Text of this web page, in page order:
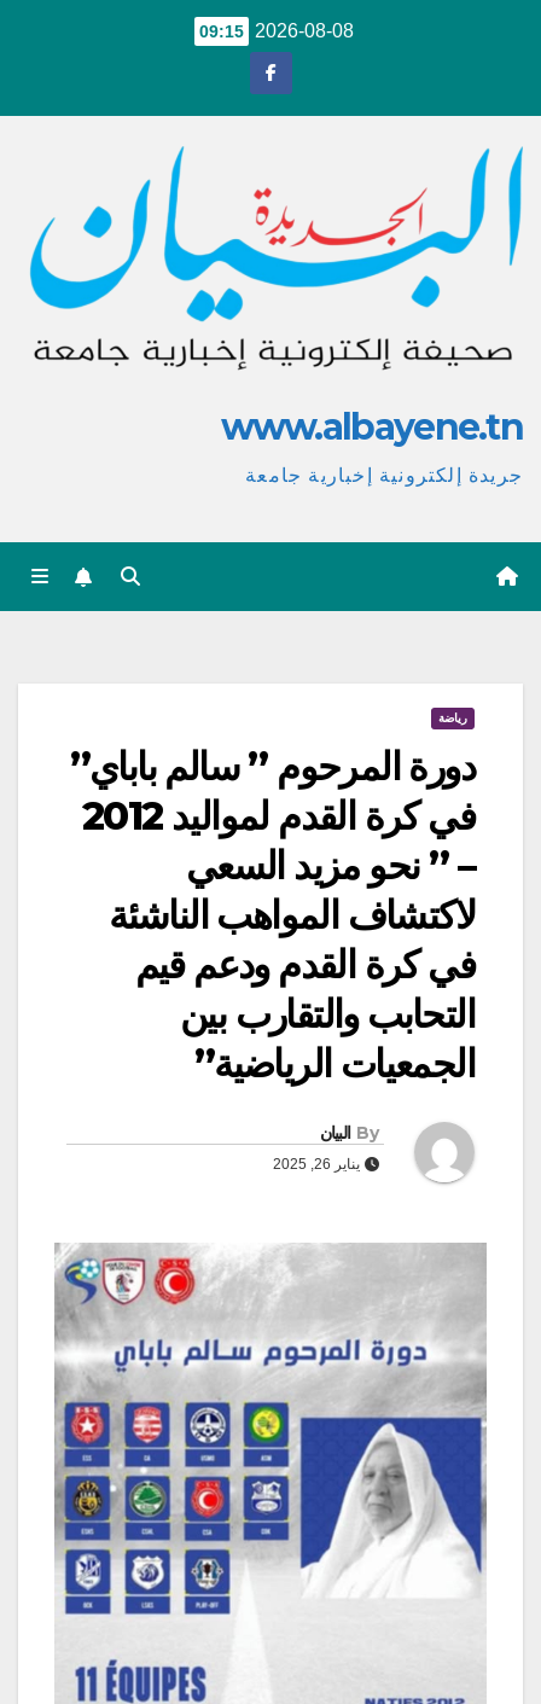
2026-08-08
09:15
www.albayene.tn
جريدة إلكترونية إخبارية جامعة
رياضة
دورة المرحوم ” سالم باباي”
في كرة القدم لمواليد 2012
– ” نحو مزيد السعي
لاكتشاف المواهب الناشئة
في كرة القدم ودعم قيم
التحابب والتقارب بين
الجمعيات الرياضية”
By البيان
يناير 26, 2025